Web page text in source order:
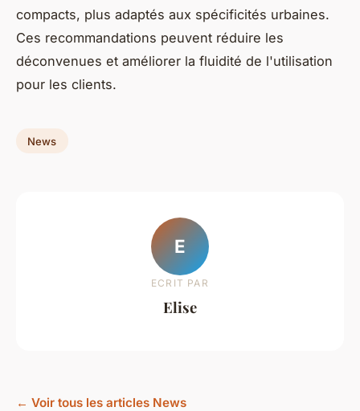
compacts, plus adaptés aux spécificités urbaines.
Ces recommandations peuvent réduire les
déconvenues et améliorer la fluidité de l'utilisation
pour les clients.
News
E
ECRIT PAR
Elise
← Voir tous les articles News